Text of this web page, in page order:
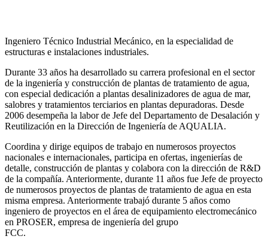
Ingeniero Técnico Industrial Mecánico, en la especialidad de
estructuras e instalaciones industriales.
Durante 33 años ha desarrollado su carrera profesional en el sector
de la ingeniería y construcción de plantas de tratamiento de agua,
con especial dedicación a plantas desalinizadores de agua de mar,
salobres y tratamientos terciarios en plantas depuradoras. Desde
2006 desempeña la labor de Jefe del Departamento de Desalación y
Reutilización en la Dirección de Ingeniería de AQUALIA.
Coordina y dirige equipos de trabajo en numerosos proyectos
nacionales e internacionales, participa en ofertas, ingenierías de
detalle, construcción de plantas y colabora con la dirección de R&D
de la compañía. Anteriormente, durante 11 años fue Jefe de proyecto
de numerosos proyectos de plantas de tratamiento de agua en esta
misma empresa. Anteriormente trabajó durante 5 años como
ingeniero de proyectos en el área de equipamiento electromecánico
en PROSER, empresa de ingeniería del grupo
FCC.